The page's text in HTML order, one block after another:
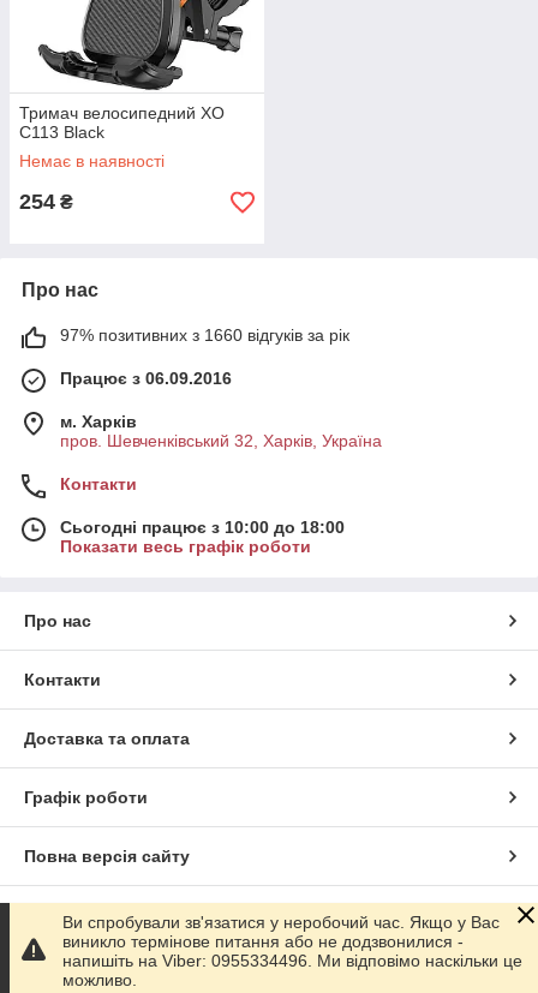
Тримач велосипедний XO
C113 Black
Немає в наявності
254 ₴
Про нас
97% позитивних з 1660 відгуків за рік
Працює з 06.09.2016
м. Харків
пров. Шевченківський 32, Харків, Україна
Контакти
Сьогодні працює з 10:00 до 18:00
Показати весь графік роботи
Про нас
Контакти
Доставка та оплата
Графік роботи
Повна версія сайту
Сайт створено на маркетплейсі Prom.ua
Політика конфіденційності
Ви спробували зв'язатися у неробочий час. Якщо у Вас
виникло термінове питання або не додзвонилися -
напишіть на Viber: 0955334496. Ми відповімо наскільки це
можливо.